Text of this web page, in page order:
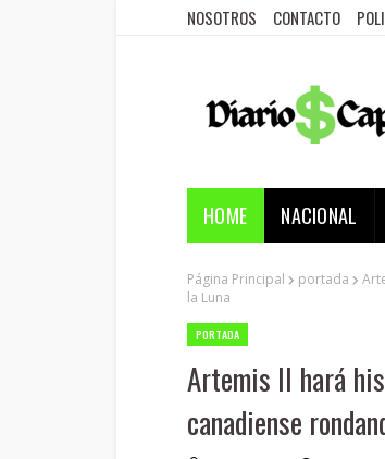
NOSOTROS CONTACTO
HOME NACIONAL
Página Principal portada
la Luna
PORTADA
Artemis II hará
canadiense